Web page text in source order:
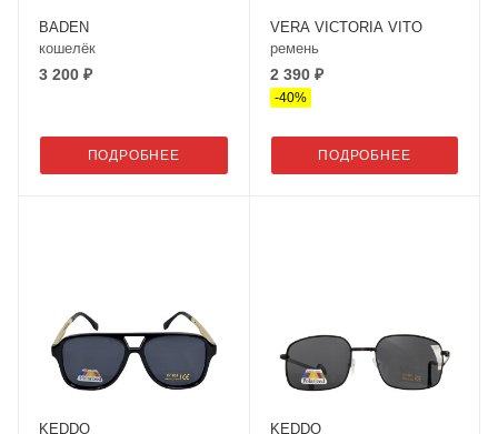
BADEN
кошелёк
3 200 ₽
ПОДРОБНЕЕ
VERA VICTORIA VITO
ремень
2 390 ₽
-40%
ПОДРОБНЕЕ
KEDDO KEDDO